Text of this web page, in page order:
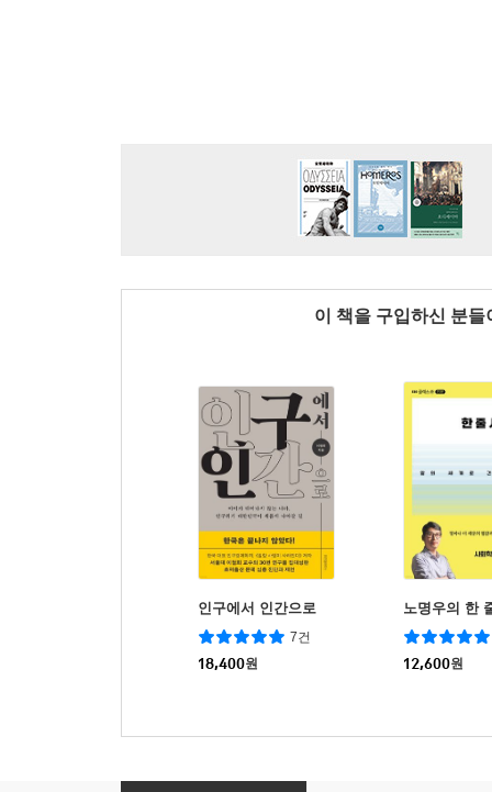
이 책을 구입하신 분
인구에서 인간으로
7건
18,400원
노명우의 한
12,600원